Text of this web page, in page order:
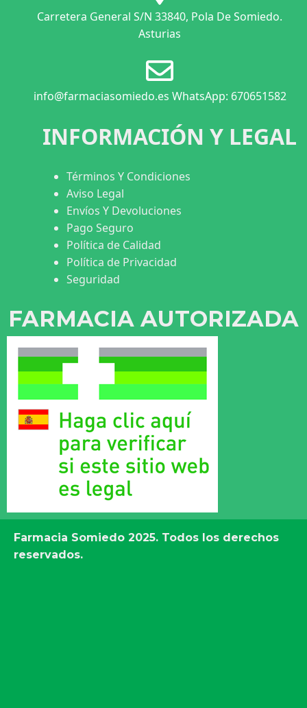
Carretera General S/N 33840, Pola De Somiedo.
Asturias
info@farmaciasomiedo.es WhatsApp: 670651582
INFORMACIÓN Y LEGAL
Términos Y Condiciones
Aviso Legal
Envíos Y Devoluciones
Pago Seguro
Política de Calidad
Política de Privacidad
Seguridad
FARMACIA AUTORIZADA
Farmacia Somiedo 2025. Todos los derechos
reservados.